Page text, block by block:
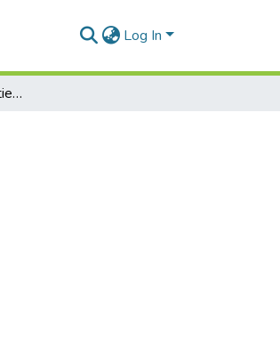
Log In
Piespiedu darba krimināltiesiskie aspekti